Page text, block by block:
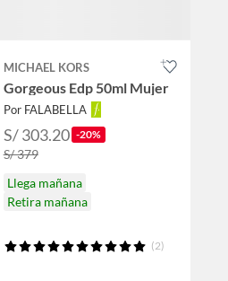
MICHAEL KORS
Gorgeous Edp 50ml Mujer
Por FALABELLA
S/ 303.20 -20%
S/ 379
Llega mañana
Retira mañana
(2)